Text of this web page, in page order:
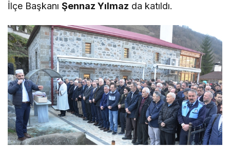
İlçe BaşkanıŞennaz Yılmaz da katıldı.